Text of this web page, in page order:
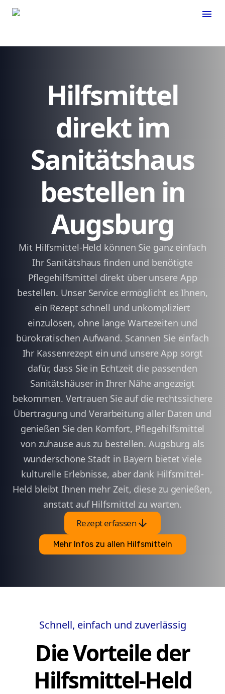
menu
Hilfsmittel
direkt im
Sanitätshaus
bestellen in
Augsburg
Mit Hilfsmittel-Held können Sie ganz einfach
Ihr Sanitätshaus finden und benötigte
Pflegehilfsmittel direkt über unsere App
bestellen. Unser Service ermöglicht es Ihnen,
ein Rezept schnell und unkompliziert
einzulösen, ohne lange Wartezeiten und
bürokratischen Aufwand. Scannen Sie einfach
Ihr Kassenrezept ein und unsere App sorgt
dafür, dass Sie in Echtzeit die passenden
Sanitätshäuser in Ihrer Nähe angezeigt
bekommen. Vertrauen Sie auf die rechtssichere
Übertragung und Verarbeitung aller Daten und
genießen Sie den Komfort, Pflegehilfsmittel
von zuhause aus zu bestellen. Augsburg als
wunderschöne Stadt in Bayern bietet viele
kulturelle Erlebnisse, aber dank Hilfsmittel-
Held bleibt Ihnen mehr Zeit, diese zu genießen,
anstatt auf Hilfsmittel zu warten.
Rezept erfassenarrow_downward
Mehr Infos zu allen Hilfsmitteln
Schnell, einfach und zuverlässig
Die Vorteile der
Hilfsmittel-Held